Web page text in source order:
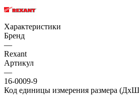
Характеристики
Бренд
—
Rexant
Артикул
—
16-0009-9
Код единицы измерения размера